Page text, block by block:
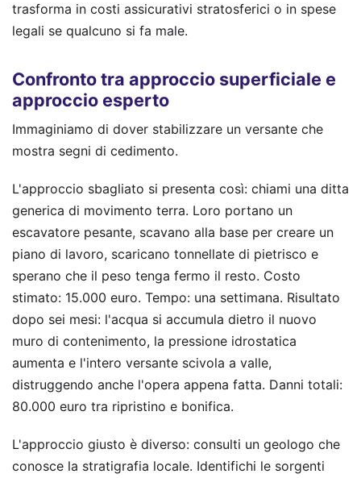
trasforma in costi assicurativi stratosferici o in spese
legali se qualcuno si fa male.
Confronto tra approccio superficiale e
approccio esperto
Immaginiamo di dover stabilizzare un versante che
mostra segni di cedimento.
L'approccio sbagliato si presenta così: chiami una ditta
generica di movimento terra. Loro portano un
escavatore pesante, scavano alla base per creare un
piano di lavoro, scaricano tonnellate di pietrisco e
sperano che il peso tenga fermo il resto. Costo
stimato: 15.000 euro. Tempo: una settimana. Risultato
dopo sei mesi: l'acqua si accumula dietro il nuovo
muro di contenimento, la pressione idrostatica
aumenta e l'intero versante scivola a valle,
distruggendo anche l'opera appena fatta. Danni totali:
80.000 euro tra ripristino e bonifica.
L'approccio giusto è diverso: consulti un geologo che
conosce la stratigrafia locale. Identifichi le sorgenti